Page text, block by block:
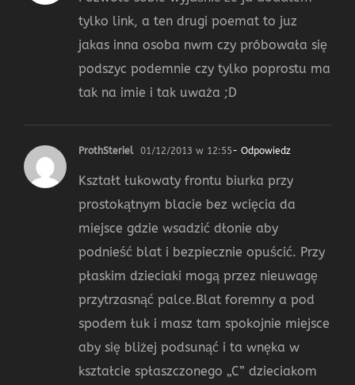
tylko link, a ten drugi poemat to juz
jakas inna osoba nwm czy próbowała się
podszyc podemnie czy tylko poprostu ma
tak na imie i tak uważa ;D
ProthSteriel 01/12/2013 w 12:55- Odpowiedz
Kształt łukowaty frontu biurka przy
prostokątnym blacie bez wcięcia da
miejsce gdzie wsadzić dłonie aby
podnieść blat i bezpiecznie opuścić. Przy
płaskim dzieciaki mogą przez nieuwagę
przytrzasnąć palce.Blat foremny a pod
spodem łuk i masz tam spokojnie miejsce
aby się bliżej podsunąć i ta wnęka w
kształcie spłaszczonego „C” dzieciakom